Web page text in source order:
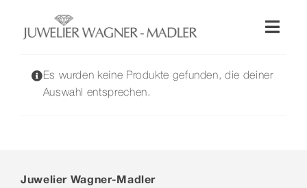
springen
Es wurden keine Produkte gefunden, die deiner
Auswahl entsprechen.
Juwelier Wagner-Madler